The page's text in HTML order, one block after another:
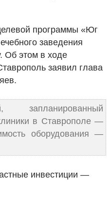
программы «Юг
заведения
Об этом в ходе
заявил глава
запланированный
в Ставрополе —
оборудования —
инвестиции —